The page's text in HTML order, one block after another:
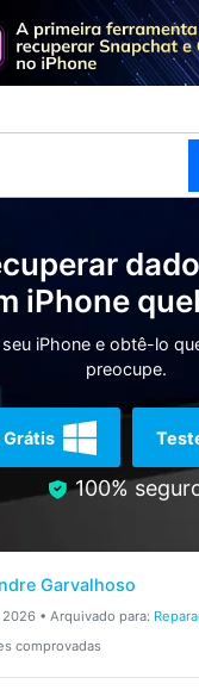
>
iPhone
iPhone e obtê-lo
preocupe.
Grátis
100%
Garvalhoso
• Arquivado para:
comprovadas